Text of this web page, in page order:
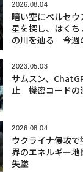
2026.08.04
暗い空にペルセ
星を探し、はく
の川を辿る 今週
2023.05.03
サムスン、
止 機密コードの
2026.08.04
ウクライナ侵攻
界のエネルギー
失墜